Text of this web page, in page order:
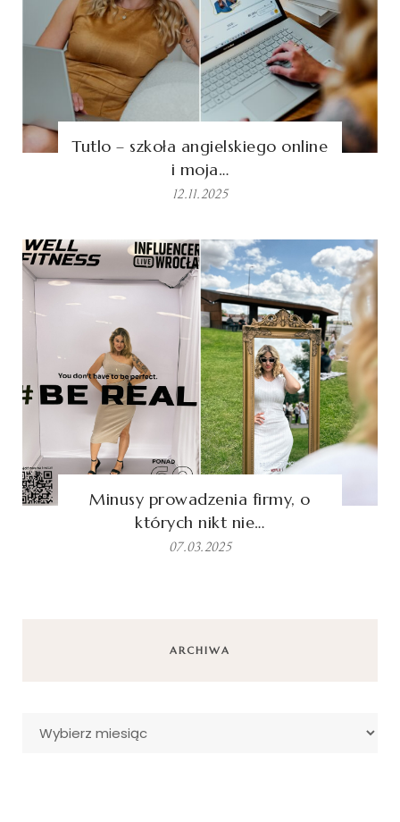
Tutlo – szkoła angielskiego online
i moja…
12.11.2025
Minusy prowadzenia firmy, o
których nikt nie…
07.03.2025
ARCHIWA